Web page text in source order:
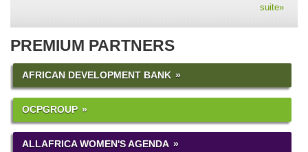
suite»
PREMIUM PARTNERS
AFRICAN DEVELOPMENT BANK
OCPGROUP
ALLAFRICA WOMEN'S AGENDA